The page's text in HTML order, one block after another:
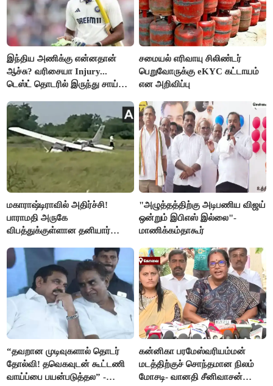
இந்திய அணிக்கு என்னதான்
ஆச்சு? வரிசையா Injury...
டெஸ்ட் தொடரில் இருந்து சாய்
சமையல் எரிவாயு சிலிண்டர்
பெறுவோருக்கு eKYC கட்டாயம்
என அறிவிப்பு
மகாராஷ்டிராவில் அதிர்ச்சி!
பாராமதி அருகே
விபத்துக்குள்ளான தனியார்
"அழுத்தத்திற்கு அடிபணிய விஜய்
ஒன்றும் இபிஎஸ் இல்லை"-
மாணிக்கம்தாகூர்
“தவறான முடிவுகளால் தொடர்
தோல்வி! தவெகவுடன் கூட்டணி
வாய்ப்பை பயன்படுத்தல” -
கன்னிகா பரமேஸ்வரியம்மன்
மடத்திற்குச் சொந்தமான நிலம்
மோசடி- வானதி சீனிவாசன்